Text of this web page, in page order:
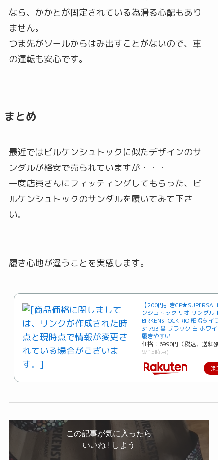
なら、かかとが固定されている為滑る心配もあり
ません。
つま先がソールからはみ出すことがないので、車
の運転も安心です。
まとめ
最近ではビルケンシュトックに似たデザインのサ
ンダルが格安で売られていますが・・・
一度店員さんにフィッティングしてもらった、ビ
ルケンシュトックのサンダルを履いてみて下さ
い。
履き心地が違うことを実感します。
【200円引き
ンシュトック リオ サンダル
BIRKENSTOCK RIO 細幅タ
31793 黒 ブラック 白 ホワ
履きやすい
価格：6990円（税込、送料
9/15時点)
楽
この記事が気に入ったら
いいね ! しよう